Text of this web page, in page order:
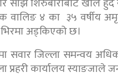
साँझ शिरुबारीबाट खोले हुँदै
वालिङ ४ का ३५ वर्षीय
भिरमा अड्किएको छ।
सवार जिल्ला समन्वय
प्रहरी कार्यालय स्याङजाले